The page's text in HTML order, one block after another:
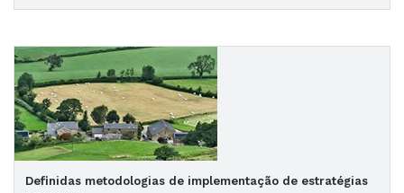
Definidas metodologias de implementação de estratégias